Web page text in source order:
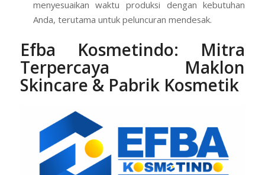
menyesuaikan waktu produksi dengan kebutuhan
Anda, terutama untuk peluncuran mendesak.
Efba Kosmetindo: Mitra
Terpercaya Maklon
Skincare & Pabrik Kosmetik